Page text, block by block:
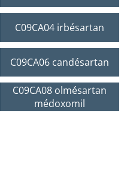
C09CA04 irbésartan
C09CA06 candésartan
C09CA08 olmésartan
médoxomil